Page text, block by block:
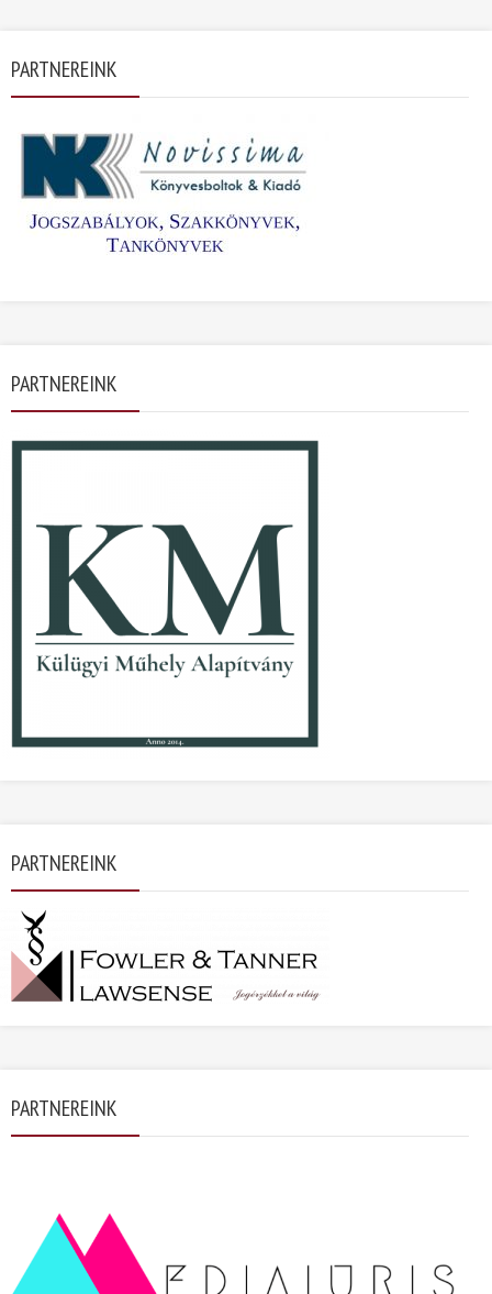
PARTNEREINK
PARTNEREINK
PARTNEREINK
PARTNEREINK